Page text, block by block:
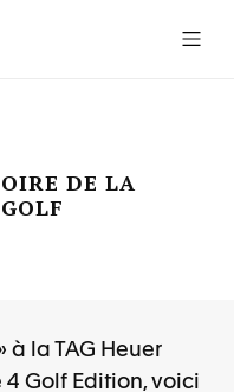
DE LA
à la TAG Heuer
Golf Edition, voici